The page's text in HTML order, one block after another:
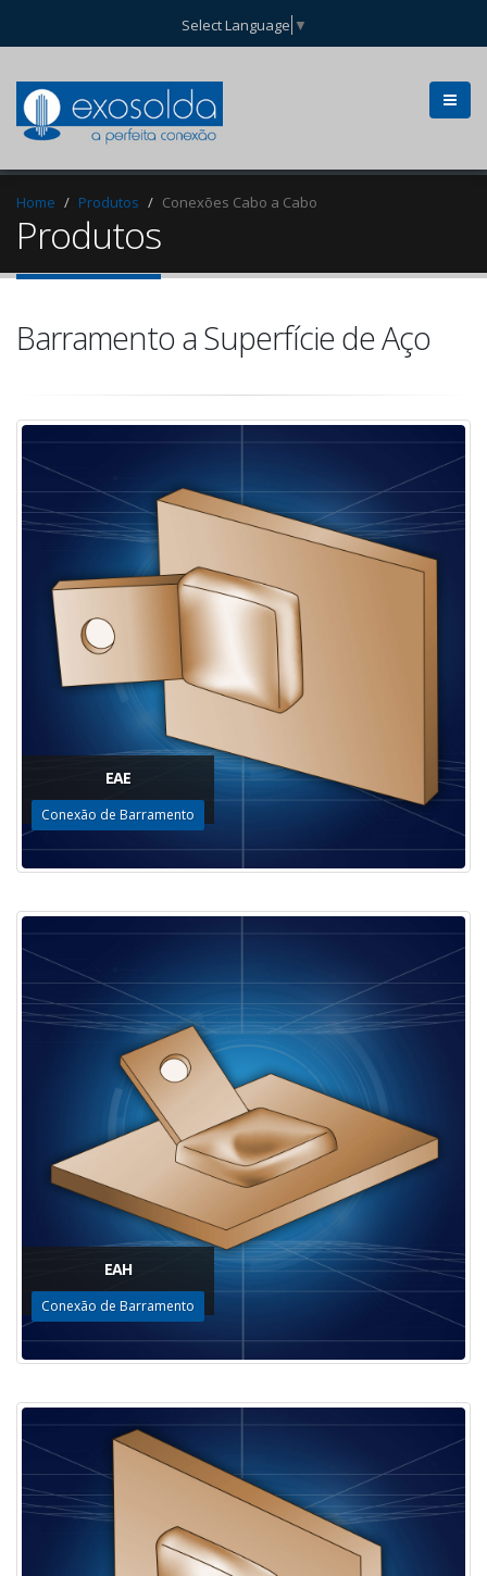
Select Language ▼
Home Produtos Conexões Cabo a Cabo
Produtos
Barramento a Superfície de Aço
EAE
Conexão de Barramento
EAH
Conexão de Barramento